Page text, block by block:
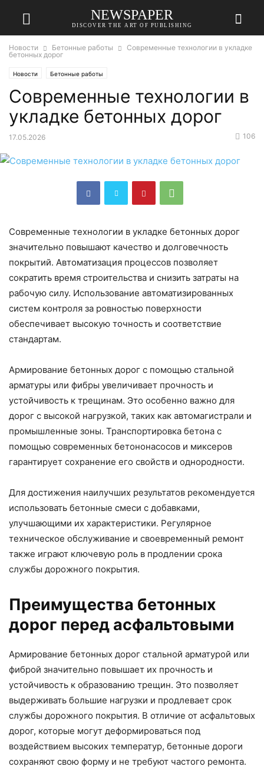
NEWSPAPER
DISCOVER THE ART OF PUBLISHING
Новости Бетонные работы
Современные технологии в укладке
бетонных дорог
Новости Бетонные работы
Современные технологии в
укладке бетонных дорог
17.05.2026 106
Современные технологии в укладке бетонных дорог
значительно повышают качество и долговечность
покрытий. Автоматизация процессов позволяет
сократить время строительства и снизить затраты на
рабочую силу. Использование автоматизированных
систем контроля за ровностью поверхности
обеспечивает высокую точность и соответствие
стандартам.
Армирование бетонных дорог с помощью стальной
арматуры или фибры увеличивает прочность и
устойчивость к трещинам. Это особенно важно для
дорог с высокой нагрузкой, таких как автомагистрали и
промышленные зоны. Транспортировка бетона с
помощью современных бетононасосов и миксеров
гарантирует сохранение его свойств и однородности.
Для достижения наилучших результатов рекомендуется
использовать бетонные смеси с добавками,
улучшающими их характеристики. Регулярное
техническое обслуживание и своевременный ремонт
также играют ключевую роль в продлении срока
службы дорожного покрытия.
Преимущества бетонных
дорог перед асфальтовыми
Армирование бетонных дорог стальной арматурой или
фиброй значительно повышает их прочность и
устойчивость к образованию трещин. Это позволяет
выдерживать большие нагрузки и продлевает срок
службы дорожного покрытия. В отличие от асфальтовых
дорог, которые могут деформироваться под
воздействием высоких температур, бетонные дороги
сохраняют свою форму и не требуют частого ремонта.